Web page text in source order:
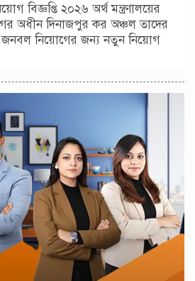
বিজ্ঞপ্তি ২০২৬ অর্থ মন্ত্রণালয়ের
অধীন দিনাজপুর কর অঞ্চল তাদের
জনবল নিয়োগের জন্য নতুন নিয়োগ